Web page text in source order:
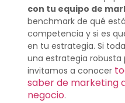
con tu equipo de
benchmark de qué
competencia y si es
en tu estrategia. Si
una estrategia robusta
invitamos a conocer
saber de marketing
negocio.